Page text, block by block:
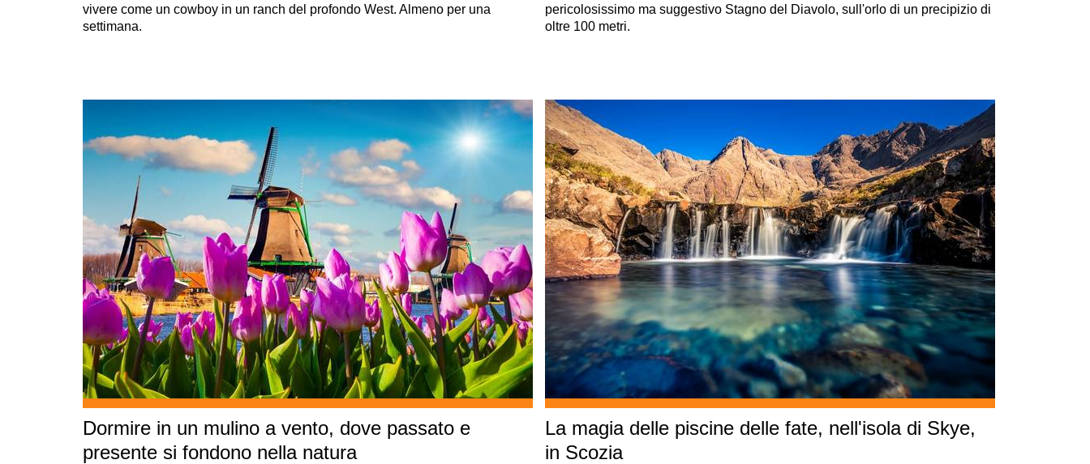
vivere come un cowboy in un ranch del profondo West. Almeno per una
settimana.
pericolosissimo ma suggestivo Stagno del Diavolo, sull'orlo di un precipizio di
oltre 100 metri.
Dormire in un mulino a vento, dove passato e
presente si fondono nella natura
La magia delle piscine delle fate, nell'isola di Skye,
in Scozia